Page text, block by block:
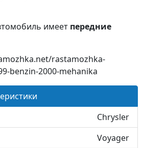
имеет передние
rastamozhka-
benzin-2000-mehanika
Chrysler
Voyager